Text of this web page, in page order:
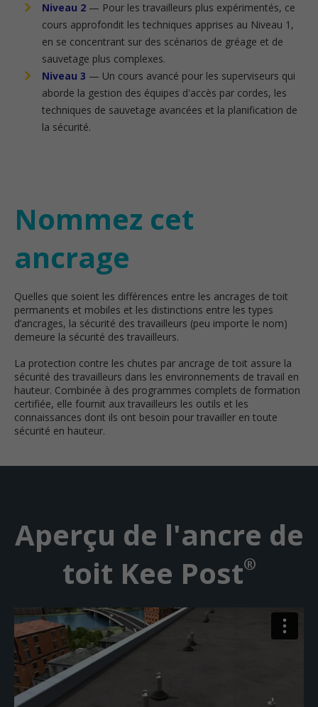
Niveau 2— Pour les travailleurs plus expérimentés, ce
cours approfondit les techniques apprises au Niveau 1,
en se concentrant sur des scénarios de gréage et de
sauvetage plus complexes.
Niveau 3 — Un cours avancé pour les superviseurs qui
aborde la gestion des équipes d'accès par cordes, les
techniques de sauvetage avancées et la planification de
la sécurité.
Nommez cet
ancrage
Quelles que soient les différences entre les ancrages de toit
permanents et mobiles et les distinctions entre les types
d’ancrages, la sécurité des travailleurs (peu importe le nom)
demeure la sécurité des travailleurs.
La protection contre les chutes par ancrage de toit assure la
sécurité des travailleurs dans les environnements de travail en
hauteur. Combinée à des programmes complets de formation
certifiée, elle fournit aux travailleurs les outils et les
connaissances dont ils ont besoin pour travailler en toute
sécurité en hauteur.
Aperçu de l'ancre de
toit Kee Post®